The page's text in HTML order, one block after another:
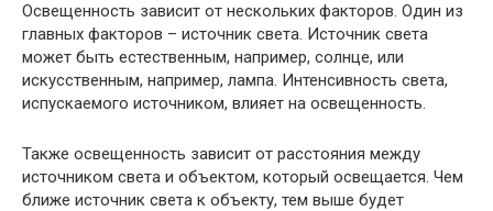
Освещенность зависит от нескольких факторов. Один из
главных факторов – источник света. Источник света
может быть естественным, например, солнце, или
искусственным, например, лампа. Интенсивность света,
испускаемого источником, влияет на освещенность.
Также освещенность зависит от расстояния между
источником света и объектом, который освещается. Чем
ближе источник света к объекту, тем выше будет